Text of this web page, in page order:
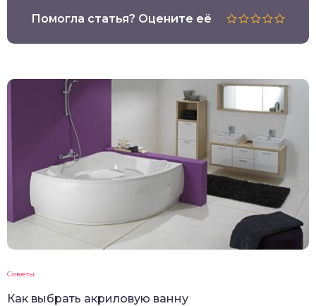
Помогла статья? Оцените её
Советы
Как выбрать акриловую ванну